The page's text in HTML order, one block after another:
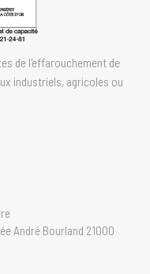
de l'effarouchement de
industriels, agricoles ou
André Bourland 21000